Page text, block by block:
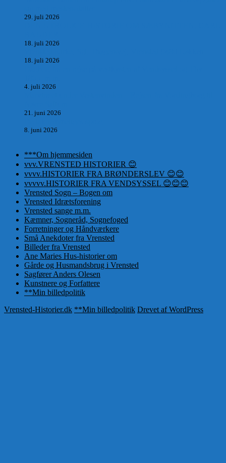
29. juli 2026
18. juli 2026
18. juli 2026
4. juli 2026
21. juni 2026
8. juni 2026
***Om hjemmesiden
vvv.VRENSTED HISTORIER 😊
vvvv.HISTORIER FRA BRØNDERSLEV 😊😊
vvvvv.HISTORIER FRA VENDSYSSEL 😊😊😊
Vrensted Sogn – Bogen om
Vrensted Idrætsforening
Vrensted sange m.m.
Kæmner, Sogneråd, Sognefoged
Forretninger og Håndværkere
Små Anekdoter fra Vrensted
Billeder fra Vrensted
Ane Maries Hus-historier om
Gårde og Husmandsbrug i Vrensted
Sagfører Anders Olesen
Kunstnere og Forfattere
**Min billedpolitik
Vrensted-Historier.dk **Min billedpolitik Drevet af WordPress